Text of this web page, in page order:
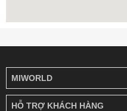
MIWORLD
HỖ TRỢ KHÁCH HÀNG